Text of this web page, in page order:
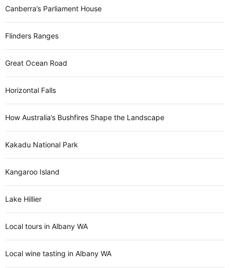
Canberra’s Parliament House
Flinders Ranges
Great Ocean Road
Horizontal Falls
How Australia’s Bushfires Shape the Landscape
Kakadu National Park
Kangaroo Island
Lake Hillier
Local tours in Albany WA
Local wine tasting in Albany WA